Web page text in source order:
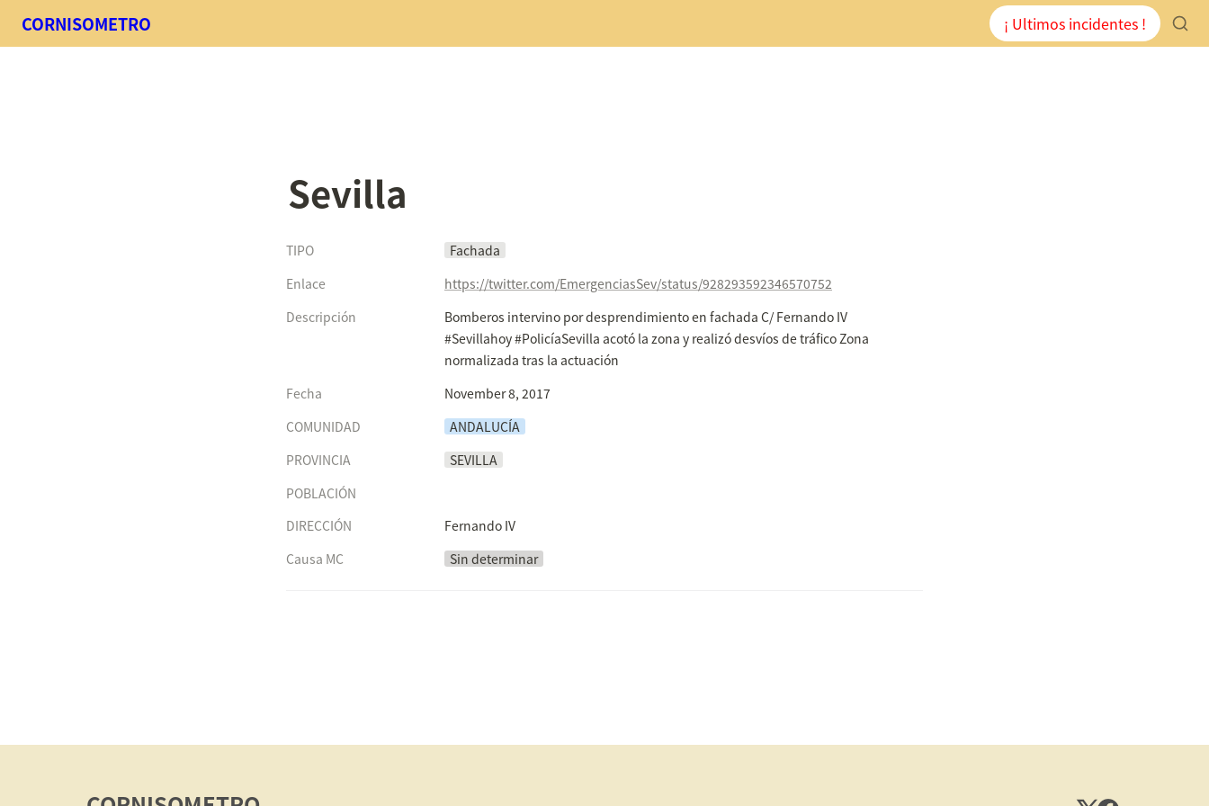
CORNISOMETRO ¡ Ultimos incidentes !
Sevilla
TIPO
Fachada
Enlace
https://twitter.com/EmergenciasSev/status/928293592346570752
Descripción
Bomberos intervino por desprendimiento en fachada C/ Fernando IV
#Sevillahoy #PolicíaSevilla acotó la zona y realizó desvíos de tráfico Zona
normalizada tras la actuación
Fecha
November 8, 2017
COMUNIDAD
ANDALUCÍA
PROVINCIA
SEVILLA
POBLACIÓN
DIRECCIÓN
Fernando IV
Causa MC
Sin determinar